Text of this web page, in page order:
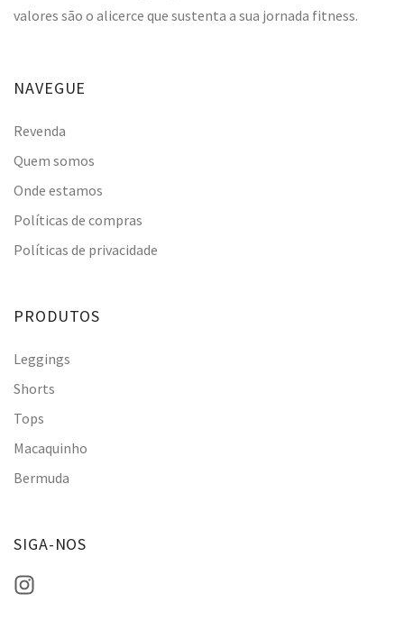
valores são o alicerce que sustenta a sua jornada fitness.
NAVEGUE
Revenda
Quem somos
Onde estamos
Políticas de compras
Políticas de privacidade
PRODUTOS
Leggings
Shorts
Tops
Macaquinho
Bermuda
SIGA-NOS